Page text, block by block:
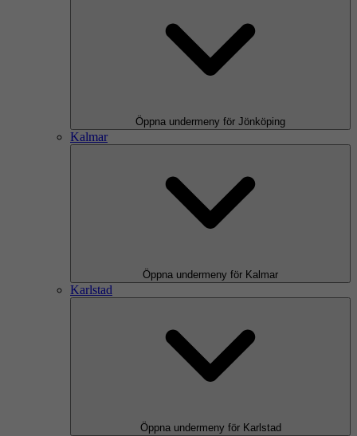
Öppna undermeny för Jönköping
Kalmar
Öppna undermeny för Kalmar
Karlstad
Öppna undermeny för Karlstad